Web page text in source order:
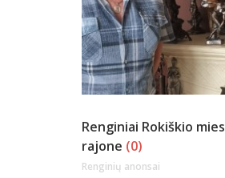
Renginiai Rokiškio
rajone (0)
Renginių anonsai